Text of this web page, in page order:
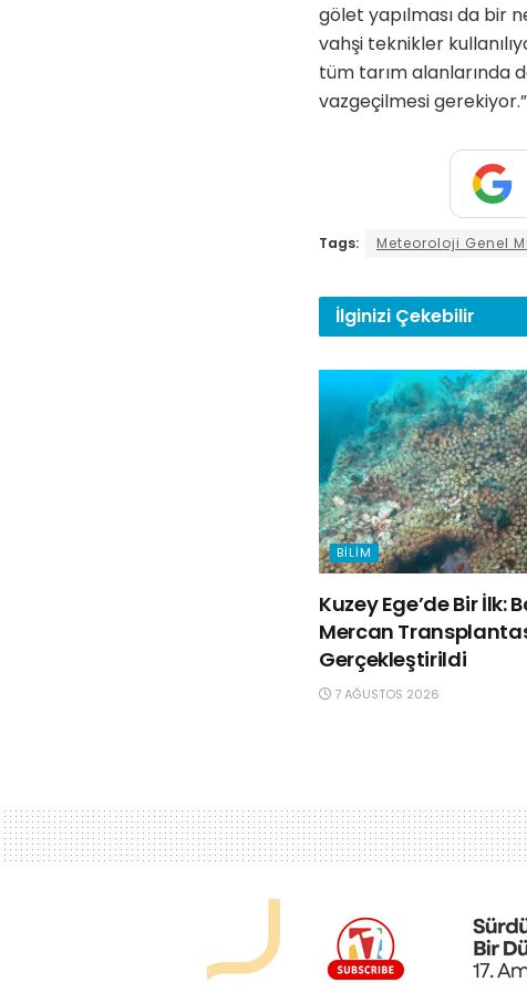
gölet yapılması da bir
vahşi teknikler
tüm tarım alanlarında
vazgeçilmesi gerekiyor.”
Tags: Meteoroloji Genel
İlginizi Çekebilir
BILIM
Kuzey Ege’de Bir İlk:
Mercan
Gerçekleştirildi
7 AĞUSTOS 2026